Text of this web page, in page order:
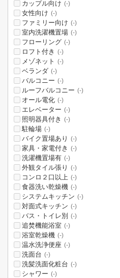
カップル向け (-)
女性向け (-)
ファミリー向け (-)
室内洗濯機置場 (-)
フローリング (-)
ロフト付き (-)
メゾネット (-)
ベランダ (-)
バルコニー (-)
ルーフバルコニー (-)
オール電化 (-)
エレベーター (-)
照明器具付き (-)
駐輪場 (-)
バイク置場あり (-)
家具・家電付き (-)
洗濯機置場有 (-)
外観タイル張り (-)
コンロ２口以上 (-)
食器洗い乾燥機 (-)
システムキッチン (-)
対面式キッチン (-)
バス・トイレ別 (-)
追焚機能浴室 (-)
浴室乾燥機 (-)
温水洗浄便座 (-)
洗面台 (-)
洗髪洗面化粧台 (-)
シャワー (-)